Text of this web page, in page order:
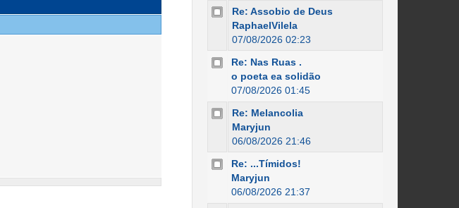
Re: Assobio de Deus
RaphaelVilela
07/08/2026 02:23
Re: Nas Ruas .
o poeta ea solidão
07/08/2026 01:45
Re: Melancolia
Maryjun
06/08/2026 21:46
Re: ...Tímidos!
Maryjun
06/08/2026 21:37